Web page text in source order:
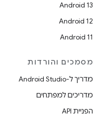
Android 13
Android 12
Android 11
מסמכים והורדות
מדריך ל-Android Studio
מדריכים למפתחים
הפניית API